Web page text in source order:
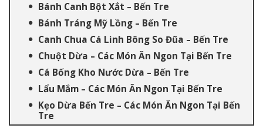
Bánh Canh Bột Xắt – Bến Tre
Bánh Tráng Mỹ Lồng – Bến Tre
Canh Chua Cá Linh Bông So Đũa – Bến Tre
Chuột Dừa – Các Món Ăn Ngon Tại Bến Tre
Cá Bống Kho Nước Dừa – Bến Tre
Lẩu Mắm – Các Món Ăn Ngon Tại Bến Tre
Kẹo Dừa Bến Tre – Các Món Ăn Ngon Tại Bến
Tre